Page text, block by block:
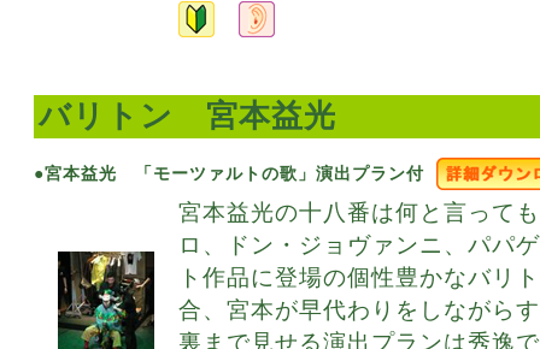
バリトン 宮本益光
●宮本益光 「モーツァルトの歌」演出プラン付
宮本益光の十八番は何と言って
ロ、ドン・ジョヴァンニ、パパ
ト作品に登場の個性豊かなバリ
合、宮本が早代わりをしながら
裏まで見せる演出プランは秀逸